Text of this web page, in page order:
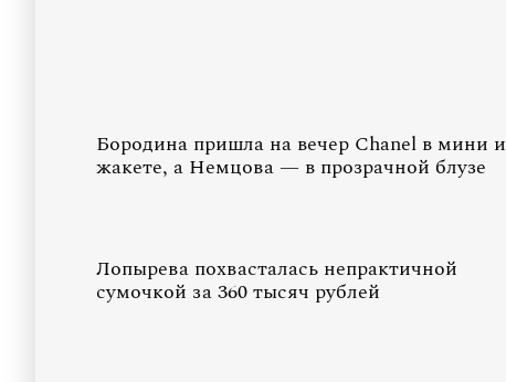
Бородина пришла на вечер Chanel в мини и
жакете, а Немцова — в прозрачной блузе
Лопырева похвасталась непрактичной
сумочкой за 360 тысяч рублей